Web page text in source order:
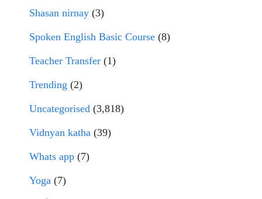
Shasan nirnay (3)
Spoken English Basic Course (8)
Teacher Transfer (1)
Trending (2)
Uncategorised (3,818)
Vidnyan katha (39)
Whats app (7)
Yoga (7)